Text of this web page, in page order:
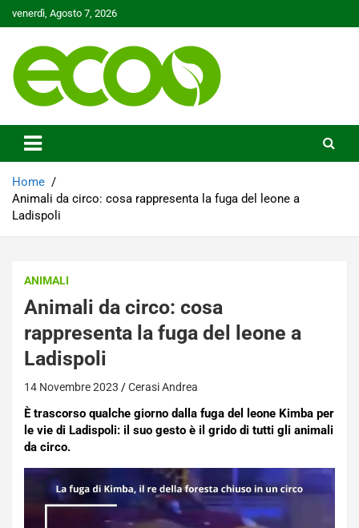
to
venerdì, Agosto 7, 2026
Ecoo.it
Home
Animali da circo: cosa rappresenta la fuga del leone a
Ladispoli
ANIMALI
Animali da circo: cosa
rappresenta la fuga del leone a
Ladispoli
14 Novembre 2023 Cerasi Andrea
È trascorso qualche giorno dalla fuga del leone Kimba per
le vie di Ladispoli: il suo gesto è il grido di tutti gli animali
da circo.